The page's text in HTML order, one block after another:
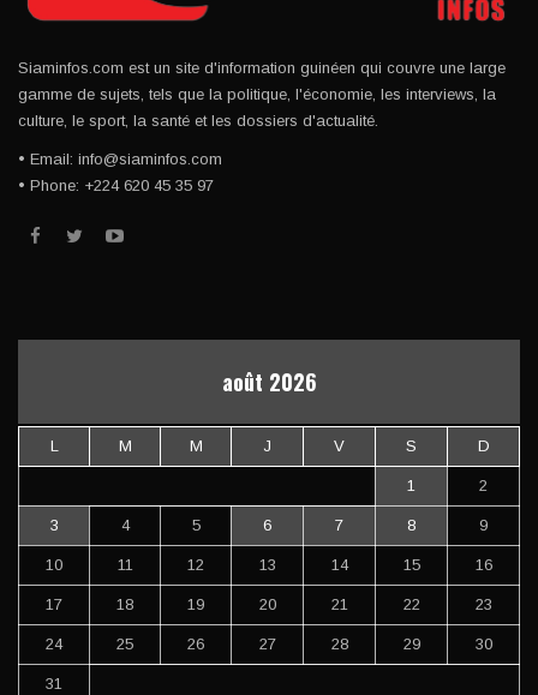
Siaminfos.com est un site d'information guinéen qui couvre une large
gamme de sujets, tels que la politique, l'économie, les interviews, la
culture, le sport, la santé et les dossiers d'actualité.
• Email: info@siaminfos.com
• Phone: +224 620 45 35 97
août 2026
L M M J V S D
1 2
3 4 5 6 7 8 9
10 11 12 13 14 15 16
17 18 19 20 21 22 23
24 25 26 27 28 29 30
31